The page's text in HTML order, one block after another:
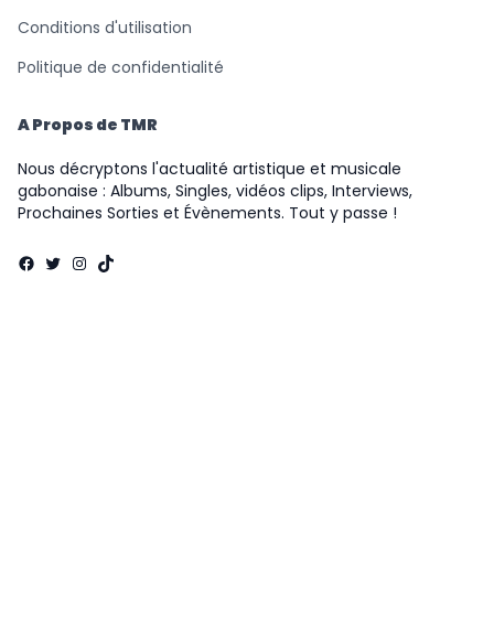
Conditions d'utilisation
Politique de confidentialité
A Propos de TMR
Nous décryptons l'actualité artistique et musicale
gabonaise : Albums, Singles, vidéos clips, Interviews,
Prochaines Sorties et Évènements. Tout y passe !
Facebook
Twitter
Instagram
TikTok